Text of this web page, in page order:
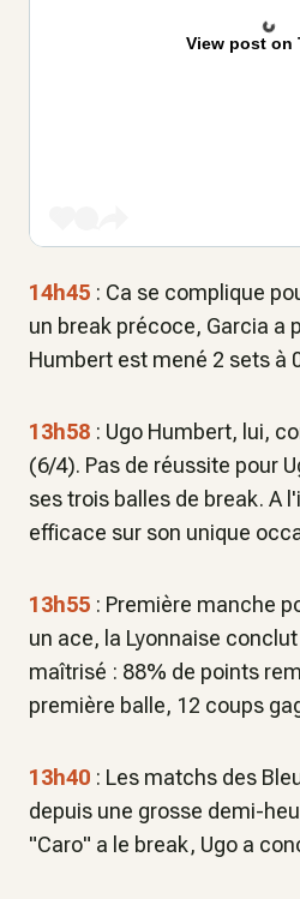
View post on
14h45 : Ca se complique
un break précoce, Garcia a
Humbert est mené 2 sets à
13h58 : Ugo Humbert, lui,
(6/4). Pas de réussite pour
ses trois balles de break. A
efficace sur son unique
13h55 : Première manche
un ace, la Lyonnaise
maîtrisé : 88% de points
première balle, 12 coups
13h40 : Les matchs des
depuis une grosse demi-
"Caro" a le break, Ugo a